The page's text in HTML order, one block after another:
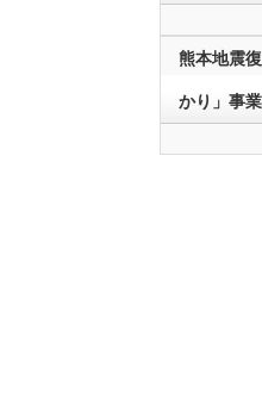
熊本地震
かり」事